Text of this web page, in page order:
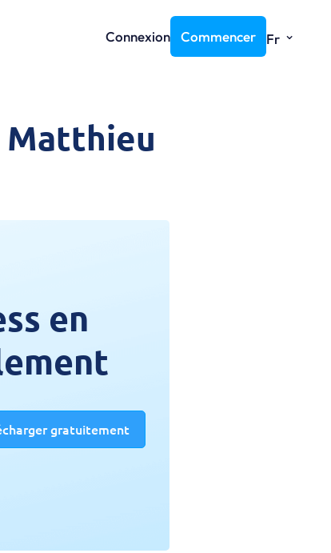
Connexion Commencer Fr ⌄
Matthieu
en
gratuitement